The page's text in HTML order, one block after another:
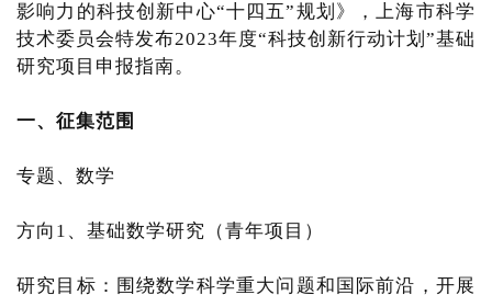
影响力的科技创新中心“十四五”规划》，上海市科学
技术委员会特发布2023年度“科技创新行动计划”基础
研究项目申报指南。
一、征集范围
专题、数学
方向1、基础数学研究（青年项目）
研究目标：围绕数学科学重大问题和国际前沿，开展